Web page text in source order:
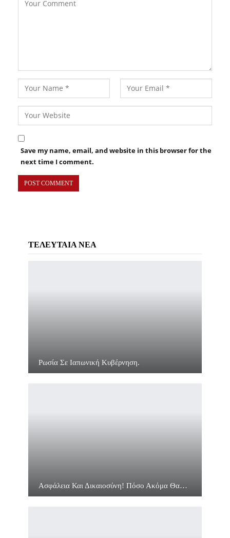
Save my name, email, and website in this browser for the
next time I comment.
ΤΕΛΕΥΤΑΙΑ ΝΕΑ
Ρωσία Σε Ιαπωνική Κυβέρνηση.
Ασφάλεια Και Δικαιοσύνη! Πόσο Ακόμα Θα…